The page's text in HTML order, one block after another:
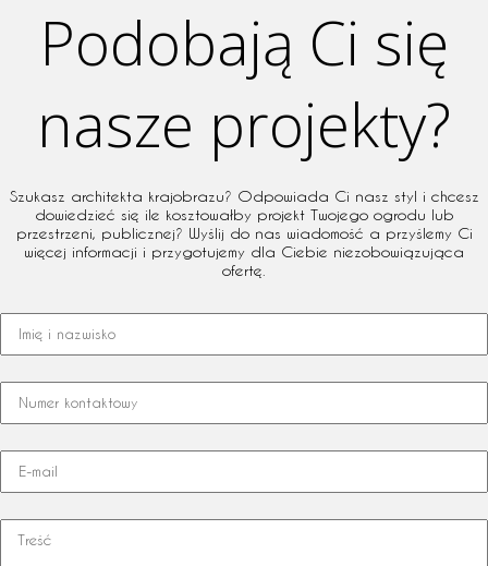
Podobają Ci się
nasze projekty?
Szukasz architekta krajobrazu? Odpowiada Ci nasz styl i chcesz
dowiedzieć się ile kosztowałby projekt Twojego ogrodu lub
przestrzeni, publicznej? Wyślij do nas wiadomość a przyślemy Ci
więcej informacji i przygotujemy dla Ciebie niezobowiązująca
ofertę.